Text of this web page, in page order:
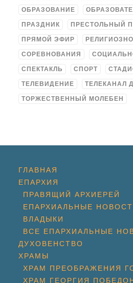
ОБРАЗОВАНИЕ
ПРАЗДНИК ПРЕСТОЛЬНЫЙ
ПРЯМОЙ ЭФИР
СОРЕВНОВАНИЯ
СПЕКТАКЛЬ СПОРТ
ТЕЛЕВИДЕНИЕ ТЕЛЕКАНАЛ
ТОРЖЕСТВЕННЫЙ МОЛЕБЕН
ГЛАВНАЯ
ЕПАРХИЯ
ПРАВЯЩИЙ АРХИЕРЕЙ
ЕПАРХИАЛЬНЫЕ
ВЛАДЫКИ
ВСЕ ЕПАРХИАЛЬНЫЕ
ДУХОВЕНСТВО
ХРАМЫ
ХРАМ ПРЕОБРАЖЕНИЯ
ХРАМ ГЕОРГИЯ